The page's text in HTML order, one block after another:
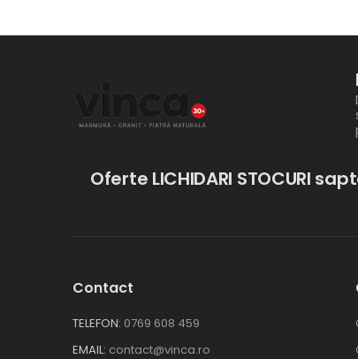
Oferte LICHIDARI STOCURI
Contact
TELEFON: 0769 608 459
EMAIL: contact@vinca.ro